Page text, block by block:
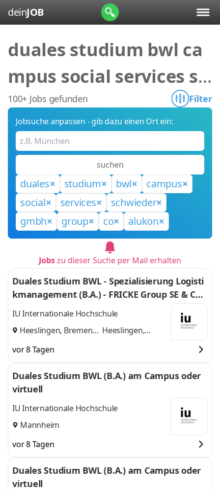
deinJOB
duales studium bwl ca
mpus social services sc
hwieder gmbh group c
o alukon
100+ Jobs gefunden Filter
Jobsuche anpassen - gib dazu einen Ort ein:
suchen
duales studium bwl
campus
social
services
schwieder
gmbh
group co alukon
Jobszu dieser Suche per Mail erhalten
Duales Studium BWL - Spezialisierung Logisti
kmanagement (B.A.) - FRICKE Group SE & Co.
KG
IU Internationale Hochschule
Heeslingen, Bremen
Heeslingen,
vor 8 Tagen
Duales Studium BWL (B.A.) am Campus oder
virtuell
IU Internationale Hochschule
Mannheim
vor 8 Tagen
Duales Studium BWL (B.A.) am Campus oder
virtuell